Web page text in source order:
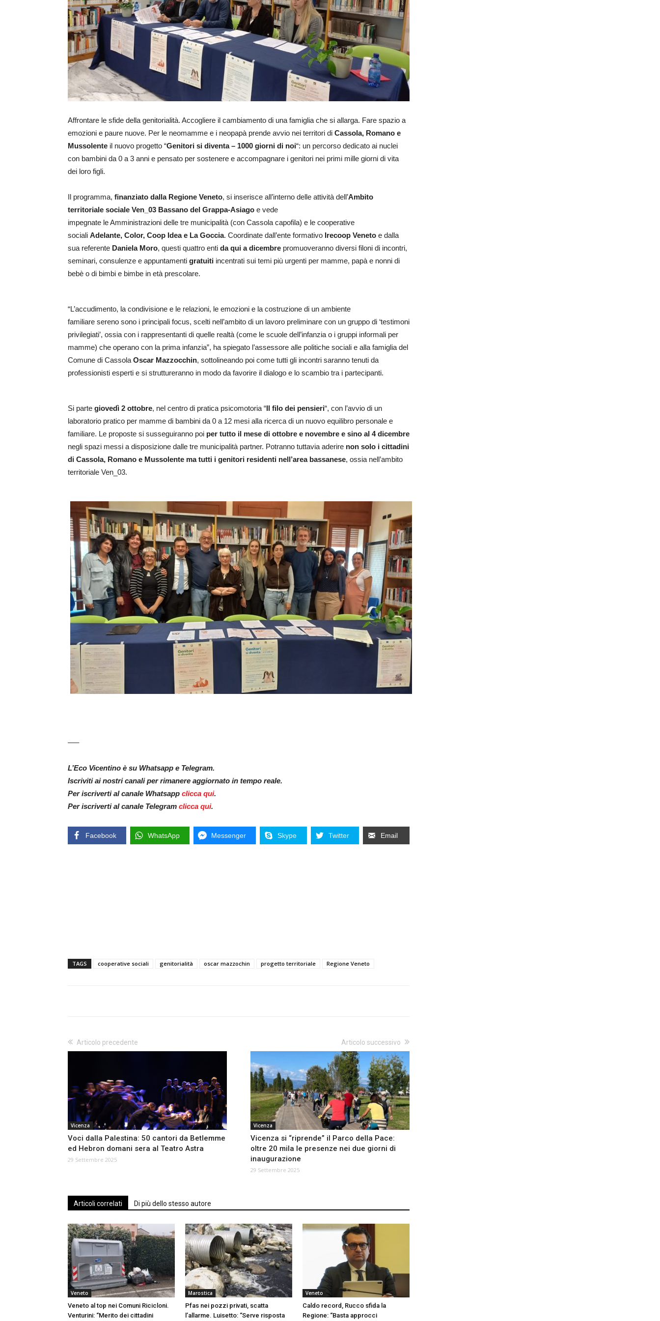
Affrontare le sfide della genitorialità. Accogliere il cambiamento di una famiglia che si allarga. Fare spazio a
emozioni e paure nuove. Per le neomamme e i neopapà prende avvio nei territori di Cassola, Romano e
Mussolente il nuovo progetto “Genitori si diventa – 1000 giorni di noi“: un percorso dedicato ai nuclei
con bambini da 0 a 3 anni e pensato per sostenere e accompagnare i genitori nei primi mille giorni di vita
dei loro figli.
Il programma, finanziato dalla Regione Veneto, si inserisce all’interno delle attività dell’Ambito
territoriale sociale Ven_03 Bassano del Grappa-Asiago e vede
impegnate le Amministrazioni delle tre municipalità (con Cassola capofila) e le cooperative
sociali Adelante, Color, Coop Idea e La Goccia. Coordinate dall’ente formativo Irecoop Veneto e dalla
sua referente Daniela Moro, questi quattro enti da qui a dicembre promuoveranno diversi filoni di incontri,
seminari, consulenze e appuntamenti gratuiti incentrati sui temi più urgenti per mamme, papà e nonni di
bebè o di bimbi e bimbe in età prescolare.
“L’accudimento, la condivisione e le relazioni, le emozioni e la costruzione di un ambiente
familiare sereno sono i principali focus, scelti nell’ambito di un lavoro preliminare con un gruppo di ‘testimoni
privilegiati’, ossia con i rappresentanti di quelle realtà (come le scuole dell’infanzia o i gruppi informali per
mamme) che operano con la prima infanzia”, ha spiegato l’assessore alle politiche sociali e alla famiglia del
Comune di Cassola Oscar Mazzocchin, sottolineando poi come tutti gli incontri saranno tenuti da
professionisti esperti e si struttureranno in modo da favorire il dialogo e lo scambio tra i partecipanti.
Si parte giovedì 2 ottobre, nel centro di pratica psicomotoria “Il filo dei pensieri“, con l’avvio di un
laboratorio pratico per mamme di bambini da 0 a 12 mesi alla ricerca di un nuovo equilibro personale e
familiare. Le proposte si susseguiranno poi per tutto il mese di ottobre e novembre e sino al 4 dicembre
negli spazi messi a disposizione dalle tre municipalità partner. Potranno tuttavia aderire non solo i cittadini
di Cassola, Romano e Mussolente ma tutti i genitori residenti nell’area bassanese, ossia nell’ambito
territoriale Ven_03.
—–
L’Eco Vicentino è su Whatsapp e Telegram.
Iscriviti ai nostri canali per rimanere aggiornato in tempo reale.
Per iscriverti al canale Whatsapp clicca qui.
Per iscriverti al canale Telegram clicca qui.
Facebook WhatsApp Messenger Skype Twitter Email
TAGS cooperative sociali genitorialità oscar mazzochin progetto territoriale Regione Veneto
Articolo precedente
Vicenza
Voci dalla Palestina: 50 cantori da Betlemme
ed Hebron domani sera al Teatro Astra
29 Settembre 2025
Articolo successivo
Vicenza
Vicenza si “riprende” il Parco della Pace:
oltre 20 mila le presenze nei due giorni di
inaugurazione
29 Settembre 2025
Articoli correlati Di più dello stesso autore
Veneto
Veneto al top nei Comuni Ricicloni.
Venturini: “Merito dei cittadini
Marostica
Pfas nei pozzi privati, scatta
l’allarme. Luisetto: “Serve risposta
Veneto
Caldo record, Rucco sfida la
Regione: “Basta approcci